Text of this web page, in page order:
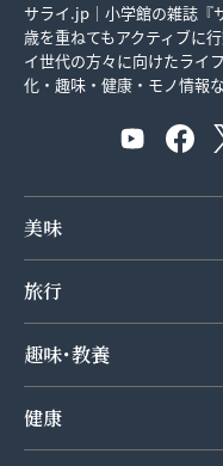
サライ.jp｜小学館の雑誌『
歳を重ねてもアクティブに
イ世代の方々に向けたライ
化・趣味・健康・モノ情報
美味
旅行
趣味･教養
健康